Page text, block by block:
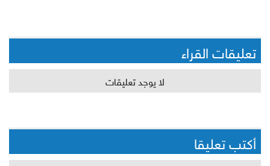
تعليقات القراء
لا يوجد تعليقات
أكتب تعليقا